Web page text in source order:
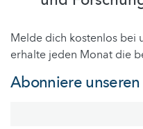
Melde dich kostenlos bei
erhalte jeden Monat die
Abonniere